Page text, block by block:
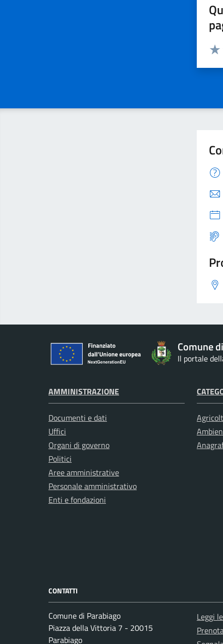
Comune
Il portale
AMMINISTRAZIONE
Documenti e dati
Uffici
Organi di governo
Politici
Aree amministrative
Personale amministrativo
Enti e fondazioni
CONTATTI
Comune di Parabiago
Piazza della Vittoria 7 - 20015
Parabiago
Leggi